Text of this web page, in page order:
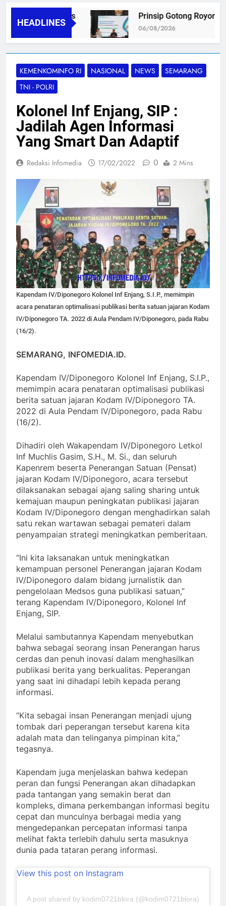
HEADLINES
Prinsip Gotong Royong
06/08/2026
KEMENKOMINFO RI NASIONAL NEWS
SEMARANG
TNI - POLRI
Kolonel Inf Enjang, SIP :
Jadilah Agen Informasi
Yang Smart Dan Adaptif
Redaksi Infomedia 17/02/2022 0 2 Mins
Kapendam IV/Diponegoro Kolonel Inf Enjang, S.I.P., memimpin
acara penataran optimalisasi publikasi berita satuan jajaran Kodam
IV/Diponegoro TA. 2022 di Aula Pendam IV/Diponegoro, pada Rabu
(16/2).
SEMARANG, INFOMEDIA.ID.
Kapendam IV/Diponegoro Kolonel Inf Enjang, S.I.P.,
memimpin acara penataran optimalisasi publikasi
berita satuan jajaran Kodam IV/Diponegoro TA.
2022 di Aula Pendam IV/Diponegoro, pada Rabu
(16/2).
Dihadiri oleh Wakapendam IV/Diponegoro Letkol
Inf Muchlis Gasim, S.H., M. Si., dan seluruh
Kapenrem beserta Penerangan Satuan (Pensat)
jajaran Kodam IV/Diponegoro, acara tersebut
dilaksanakan sebagai ajang saling sharing untuk
kemajuan maupun peningkatan publikasi jajaran
Kodam IV/Diponegoro dengan menghadirkan salah
satu rekan wartawan sebagai pemateri dalam
penyampaian strategi meningkatkan pemberitaan.
“Ini kita laksanakan untuk meningkatkan
kemampuan personel Penerangan jajaran Kodam
IV/Diponegoro dalam bidang jurnalistik dan
pengelolaan Medsos guna publikasi satuan,”
terang Kapendam IV/Diponegoro, Kolonel Inf
Enjang, SIP.
Melalui sambutannya Kapendam menyebutkan
bahwa sebagai seorang insan Penerangan harus
cerdas dan penuh inovasi dalam menghasilkan
publikasi berita yang berkualitas. Peperangan
yang saat ini dihadapi lebih kepada perang
informasi.
“Kita sebagai insan Penerangan menjadi ujung
tombak dari peperangan tersebut karena kita
adalah mata dan telinganya pimpinan kita,”
tegasnya.
Kapendam juga menjelaskan bahwa kedepan
peran dan fungsi Penerangan akan dihadapkan
pada tantangan yang semakin berat dan
kompleks, dimana perkembangan informasi begitu
cepat dan munculnya berbagai media yang
mengedepankan percepatan informasi tanpa
melihat fakta terlebih dahulu serta masuknya
dunia pada tataran perang informasi.
View this post on Instagram
A post shared by kodim0721blora (@kodim0721blora)